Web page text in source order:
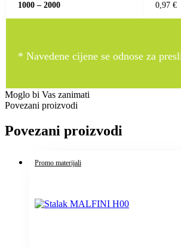
1000 – 2000 0,97 €
* Navedene cijene se odnose za
Moglo bi Vas zanimati
Povezani proizvodi
Povezani proizvodi
Promo materijali